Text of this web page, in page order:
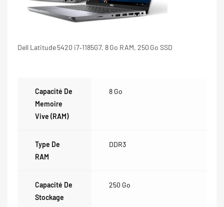
Dell Latitude 5420 i7‑1185G7, 8 Go RAM, 250 Go SSD
Capacité De
Memoire
Vive (RAM)
8 Go
Type De
RAM
DDR3
Capacité De
Stockage
250 Go